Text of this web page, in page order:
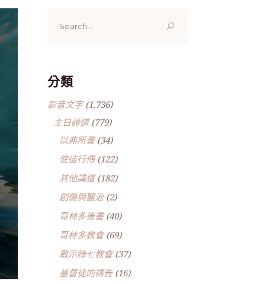
for:
分類
影音文字(1,736)
主日證道(779)
以弗所書(34)
使徒行傳(122)
其他講道(182)
創傷與醫治(2)
哥林多後書(40)
哥林多教會(69)
啟示錄七教會(37)
基督徒的禱告(16)